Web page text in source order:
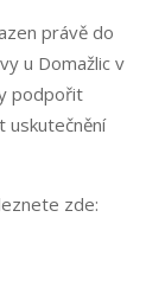
právě do
u Domažlic v
podpořit
uskutečnění
zde: